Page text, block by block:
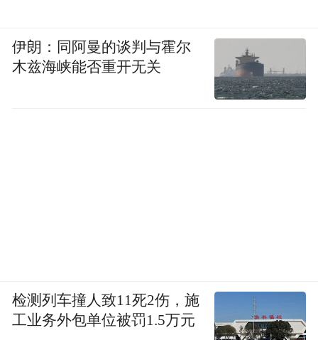
伊朗：同阿曼的谈判与霍尔
木兹海峡能否重开无关
检测列车撞人致11死2伤，施
工业务外包单位被罚1.5万元